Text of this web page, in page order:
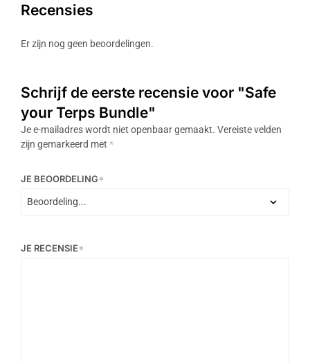
Recensies
Er zijn nog geen beoordelingen.
Schrijf de eerste recensie voor "Safe
your Terps Bundle"
Je e-mailadres wordt niet openbaar gemaakt. Vereiste velden
zijn gemarkeerd met *
JE BEOORDELING*
JE RECENSIE*